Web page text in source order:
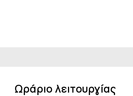
Ωράριο λειτουργίας